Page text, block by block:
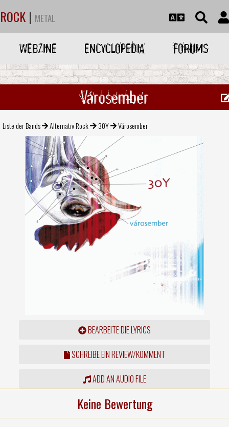
ROCK | METAL
WEBZINE ENCYCLOPEDIA FORUMS
Városember
Liste der Bands Alternativ Rock 30Y Városember
BEARBEITE DIE LYRICS
SCHREIBE EIN REVIEW/KOMMENT
ADD AN AUDIO FILE
Keine Bewertung